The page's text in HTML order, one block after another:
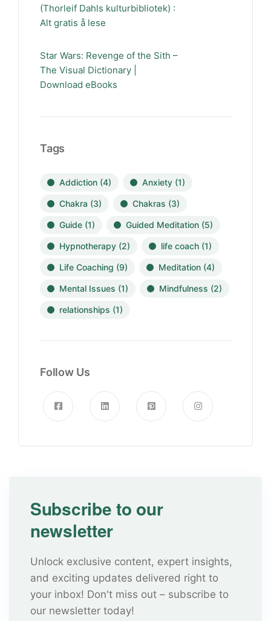
(Thorleif Dahls kulturbibliotek) :
Alt gratis å lese
Star Wars: Revenge of the Sith –
The Visual Dictionary |
Download eBooks
Tags
Addiction (4) Anxiety (1)
Chakra (3) Chakras (3)
Guide (1) Guided Meditation (5)
Hypnotherapy (2) life coach (1)
Life Coaching (9) Meditation (4)
Mental Issues (1) Mindfulness (2)
relationships (1)
Follow Us
Subscribe to our
newsletter
Unlock exclusive content, expert insights,
and exciting updates delivered right to
your inbox! Don't miss out – subscribe to
our newsletter today!